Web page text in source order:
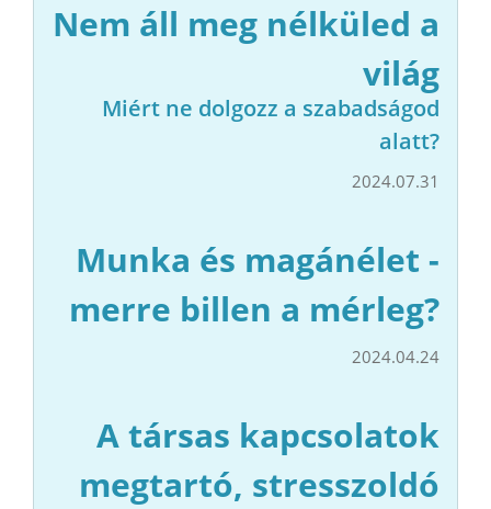
Nem áll meg nélküled a
világ
Miért ne dolgozz a szabadságod
alatt?
2024.07.31
Munka és magánélet -
merre billen a mérleg?
2024.04.24
A társas kapcsolatok
megtartó, stresszoldó